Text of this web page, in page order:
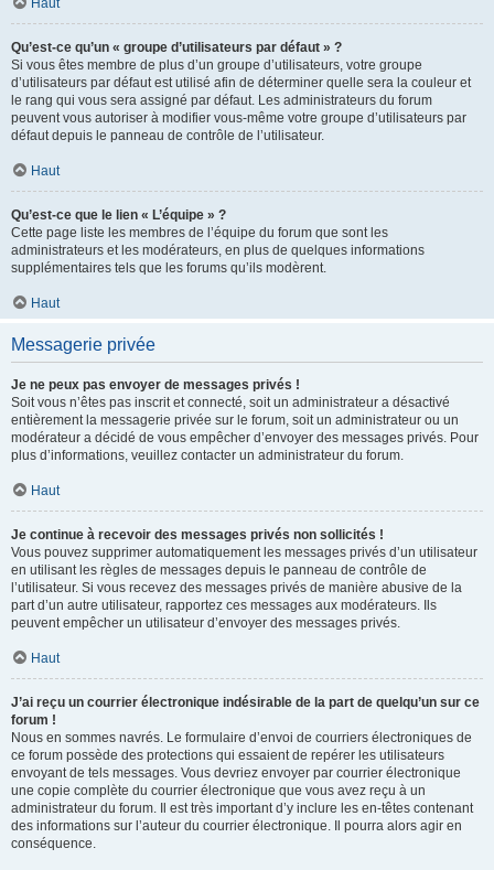
Haut
Qu’est-ce qu’un « groupe d’utilisateurs par défaut » ?
Si vous êtes membre de plus d’un groupe d’utilisateurs, votre groupe
d’utilisateurs par défaut est utilisé afin de déterminer quelle sera la couleur et
le rang qui vous sera assigné par défaut. Les administrateurs du forum
peuvent vous autoriser à modifier vous-même votre groupe d’utilisateurs par
défaut depuis le panneau de contrôle de l’utilisateur.
Haut
Qu’est-ce que le lien « L’équipe » ?
Cette page liste les membres de l’équipe du forum que sont les
administrateurs et les modérateurs, en plus de quelques informations
supplémentaires tels que les forums qu’ils modèrent.
Haut
Messagerie privée
Je ne peux pas envoyer de messages privés !
Soit vous n’êtes pas inscrit et connecté, soit un administrateur a désactivé
entièrement la messagerie privée sur le forum, soit un administrateur ou un
modérateur a décidé de vous empêcher d’envoyer des messages privés. Pour
plus d’informations, veuillez contacter un administrateur du forum.
Haut
Je continue à recevoir des messages privés non sollicités !
Vous pouvez supprimer automatiquement les messages privés d’un utilisateur
en utilisant les règles de messages depuis le panneau de contrôle de
l’utilisateur. Si vous recevez des messages privés de manière abusive de la
part d’un autre utilisateur, rapportez ces messages aux modérateurs. Ils
peuvent empêcher un utilisateur d’envoyer des messages privés.
Haut
J’ai reçu un courrier électronique indésirable de la part de quelqu’un sur ce
forum !
Nous en sommes navrés. Le formulaire d’envoi de courriers électroniques de
ce forum possède des protections qui essaient de repérer les utilisateurs
envoyant de tels messages. Vous devriez envoyer par courrier électronique
une copie complète du courrier électronique que vous avez reçu à un
administrateur du forum. Il est très important d’y inclure les en-têtes contenant
des informations sur l’auteur du courrier électronique. Il pourra alors agir en
conséquence.